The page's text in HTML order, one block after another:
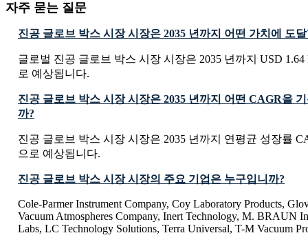
자주 묻는 질문
진공 글로브 박스 시장 시장은 2035 년까지 어떤 가치에 도
글로벌 진공 글로브 박스 시장 시장은 2035 년까지 USD
로 예상됩니다.
진공 글로브 박스 시장 시장은 2035 년까지 어떤 CAGR을
까?
진공 글로브 박스 시장 시장은 2035 년까지 연평균 성장률
으로 예상됩니다.
진공 글로브 박스 시장 시장의 주요 기업은 누구입니까?
Cole-Parmer Instrument Company, Coy Laboratory Products,
Vacuum Atmospheres Company, Inert Technology, M. BRAUN
Labs, LC Technology Solutions, Terra Universal, T-M Vacuum